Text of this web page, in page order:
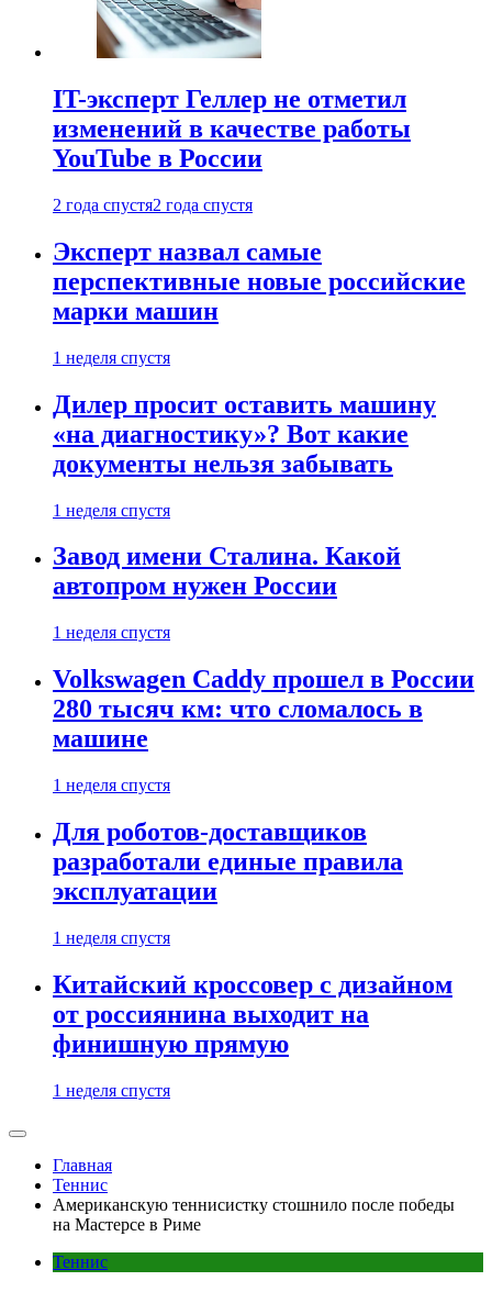
IT-эксперт Геллер не отметил
изменений в качестве работы
YouTube в России
2 года спустя2 года спустя
Эксперт назвал самые
перспективные новые российские
марки машин
1 неделя спустя
Дилер просит оставить машину
«на диагностику»? Вот какие
документы нельзя забывать
1 неделя спустя
Завод имени Сталина. Какой
автопром нужен России
1 неделя спустя
Volkswagen Caddy прошел в России
280 тысяч км: что сломалось в
машине
1 неделя спустя
Для роботов-доставщиков
разработали единые правила
эксплуатации
1 неделя спустя
Китайский кроссовер с дизайном
от россиянина выходит на
финишную прямую
1 неделя спустя
Главная
Теннис
Американскую теннисистку стошнило после победы
на Мастерсе в Риме
Теннис